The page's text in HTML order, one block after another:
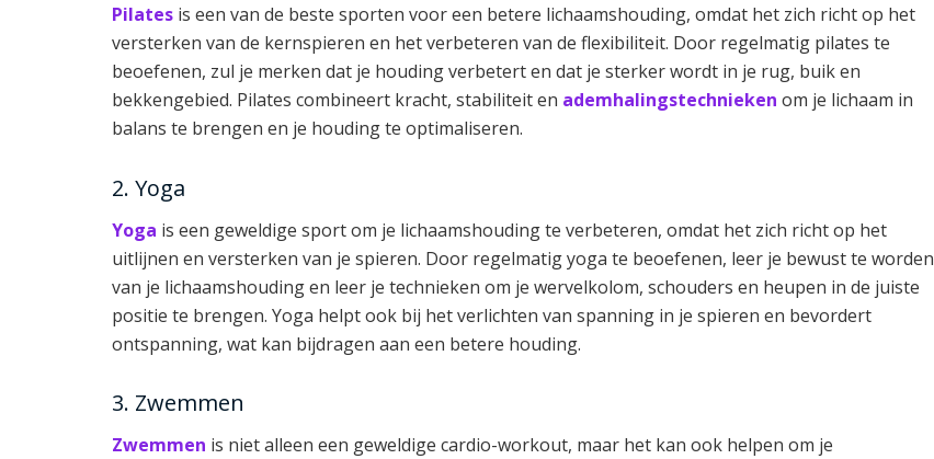
Pilates is een van de beste sporten voor een betere lichaamshouding, omdat het zich richt op het
versterken van de kernspieren en het verbeteren van de flexibiliteit. Door regelmatig pilates te
beoefenen, zul je merken dat je houding verbetert en dat je sterker wordt in je rug, buik en
bekkengebied. Pilates combineert kracht, stabiliteit en ademhalingstechnieken om je lichaam in
balans te brengen en je houding te optimaliseren.
2. Yoga
Yoga is een geweldige sport om je lichaamshouding te verbeteren, omdat het zich richt op het
uitlijnen en versterken van je spieren. Door regelmatig yoga te beoefenen, leer je bewust te worden
van je lichaamshouding en leer je technieken om je wervelkolom, schouders en heupen in de juiste
positie te brengen. Yoga helpt ook bij het verlichten van spanning in je spieren en bevordert
ontspanning, wat kan bijdragen aan een betere houding.
3. Zwemmen
Zwemmen is niet alleen een geweldige cardio-workout, maar het kan ook helpen om je